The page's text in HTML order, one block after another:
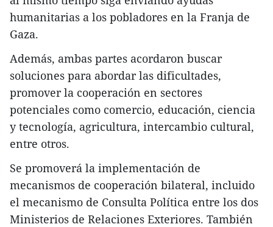
humanitarias a los pobladores en la Franja de
Gaza.
Además, ambas partes acordaron buscar
soluciones para abordar las dificultades,
promover la cooperación en sectores
potenciales como comercio, educación, ciencia
y tecnología, agricultura, intercambio cultural,
entre otros.
Se promoverá la implementación de
mecanismos de cooperación bilateral, incluido
el mecanismo de Consulta Política entre los dos
Ministerios de Relaciones Exteriores. También